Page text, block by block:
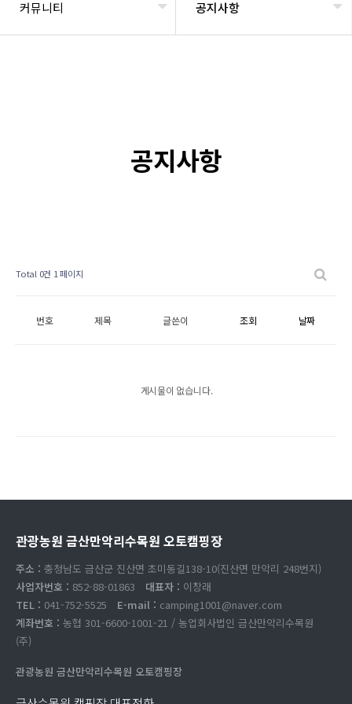
커뮤니티 공지사항
공지사항
Total 0건 1 페이지
번호 제목 글쓴이 조회 날짜
게시물이 없습니다.
관광농원 금산만악리수목원 오토캠핑장
주소 : 충청남도 금산군 진산면 초미동길138-10(진산면 만악리 248번지)
사업자번호 : 852-88-01863 대표자 : 이창래
TEL : 041-752-5525 E-mail : camping1001@naver.com
계좌번호 : 농협 301-6600-1001-21 / 농업회사법인 금산만악리수목원
(주)
관광농원 금산만악리수목원 오토캠핑장